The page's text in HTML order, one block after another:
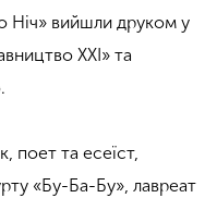
Ніч» вийшли друком у
XXI» та
поет та есеїст,
«Бу-Ба-Бу», лавреат